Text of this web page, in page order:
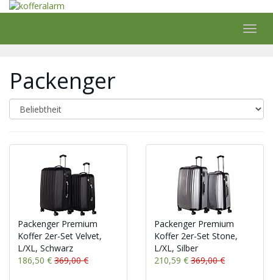
Skip
content
Packenger
Packenger Premium
Koffer 2er-Set Velvet,
L/XL, Schwarz
186,50 € 369,00 €
Packenger Premium
Koffer 2er-Set Stone,
L/XL, Silber
210,59 € 369,00 €